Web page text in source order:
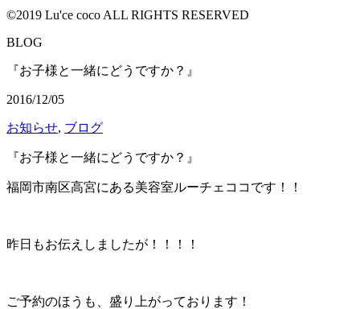
©2019 Lu'ce coco ALL RIGHTS RESERVED
BLOG
『お子様と一緒にどうですか？』
2016/12/05
お知らせ, ブログ
『お子様と一緒にどうですか？』
福岡市南区高宮にある美容室ルーチェココです！！
昨日もお伝えしましたが！！！！
ご予約のほうも、盛り上がっております！